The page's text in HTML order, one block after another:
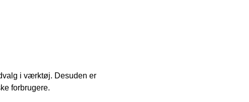
i værktøj. Desuden er
forbrugere.